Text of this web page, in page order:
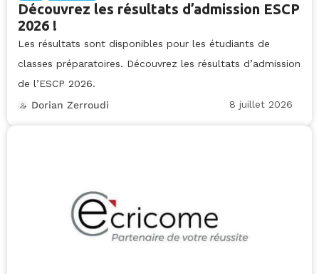
Découvrez les résultats d’admission ESCP
2026 !
Les résultats sont disponibles pour les étudiants de
classes préparatoires. Découvrez les résultats d’admission
de l’ESCP 2026.
Dorian Zerroudi
8 juillet 2026